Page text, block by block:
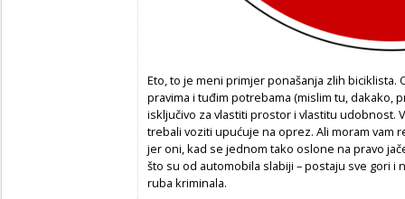
Eto, to je meni primjer ponašanja zlih
pravima i tuđim potrebama (mislim tu, dakako,
isključivo za vlastiti prostor i vlastitu udobnost.
trebali voziti upućuje na oprez. Ali moram vam
jer oni, kad se jednom tako oslone na pravo
što su od automobila slabiji – postaju sve gori i
ruba kriminala.